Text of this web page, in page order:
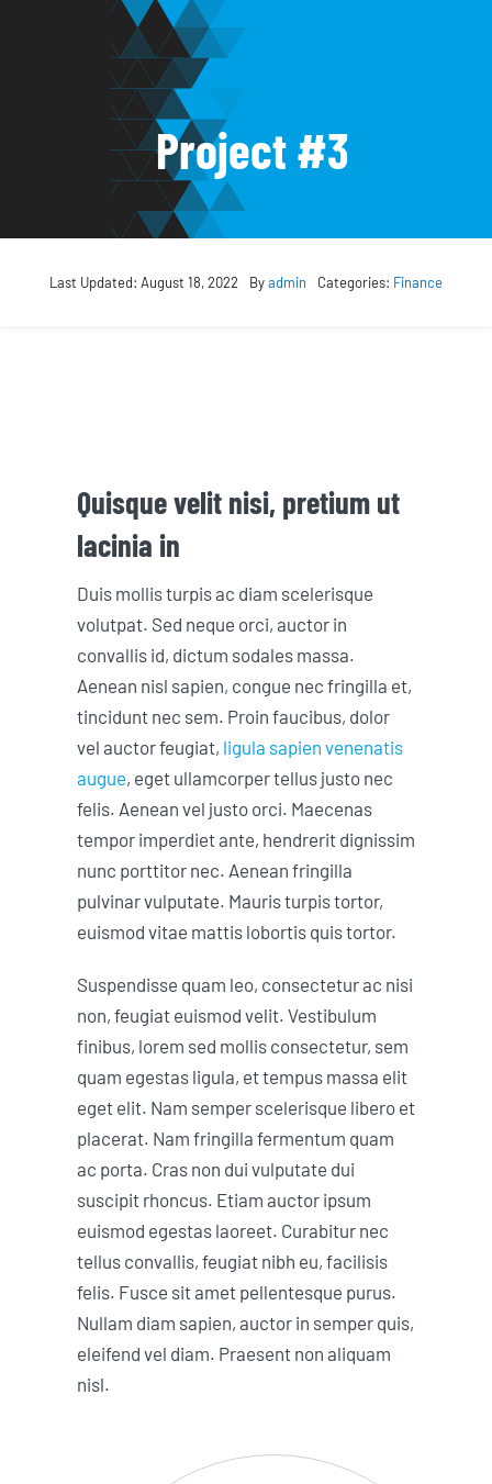
Project #3
Last Updated: August 18, 2022 Byadmin Categories: Finance
Quisque velit nisi, pretium ut
lacinia in
Duis mollis turpis ac diam scelerisque
volutpat. Sed neque orci, auctor in
convallis id, dictum sodales massa.
Aenean nisl sapien, congue nec fringilla et,
tincidunt nec sem. Proin faucibus, dolor
vel auctor feugiat, ligula sapien venenatis
augue, eget ullamcorper tellus justo nec
felis. Aenean vel justo orci. Maecenas
tempor imperdiet ante, hendrerit dignissim
nunc porttitor nec. Aenean fringilla
pulvinar vulputate. Mauris turpis tortor,
euismod vitae mattis lobortis quis tortor.
Suspendisse quam leo, consectetur ac nisi
non, feugiat euismod velit. Vestibulum
finibus, lorem sed mollis consectetur, sem
quam egestas ligula, et tempus massa elit
eget elit. Nam semper scelerisque libero et
placerat. Nam fringilla fermentum quam
ac porta. Cras non dui vulputate dui
suscipit rhoncus. Etiam auctor ipsum
euismod egestas laoreet. Curabitur nec
tellus convallis, feugiat nibh eu, facilisis
felis. Fusce sit amet pellentesque purus.
Nullam diam sapien, auctor in semper quis,
eleifend vel diam. Praesent non aliquam
nisl.